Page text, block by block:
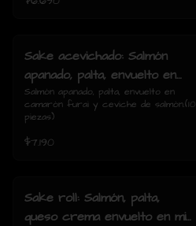
Sake acevichado: Salmón
apanado, palta, envuelto en
camarón furai y ceviche de
salmón.(10 piezas)
Salmón apanado, palta, envuelto en
camarón furai y ceviche de salmón.(10
piezas)
$7.190
Sake roll: Salmón, palta,
queso crema envuelto en mix